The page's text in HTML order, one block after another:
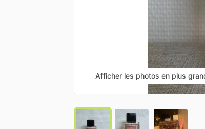
Afficher les photos en plus